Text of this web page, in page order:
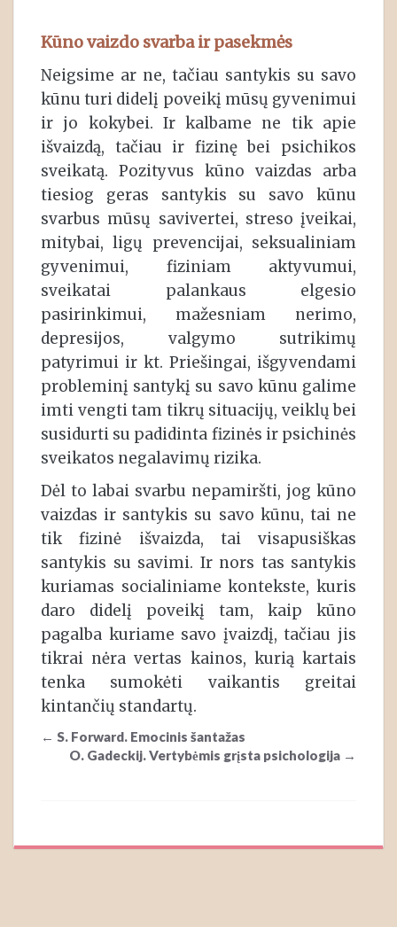
Kūno vaizdo svarba ir pasekmės
Neigsime ar ne, tačiau santykis su savo
kūnu turi didelį poveikį mūsų gyvenimui
ir jo kokybei. Ir kalbame ne tik apie
išvaizdą, tačiau ir fizinę bei psichikos
sveikatą. Pozityvus kūno vaizdas arba
tiesiog geras santykis su savo kūnu
svarbus mūsų savivertei, streso įveikai,
mitybai, ligų prevencijai, seksualiniam
gyvenimui, fiziniam aktyvumui,
sveikatai palankaus elgesio
pasirinkimui, mažesniam nerimo,
depresijos, valgymo sutrikimų
patyrimui ir kt. Priešingai, išgyvendami
probleminį santykį su savo kūnu galime
imti vengti tam tikrų situacijų, veiklų bei
susidurti su padidinta fizinės ir psichinės
sveikatos negalavimų rizika.
Dėl to labai svarbu nepamiršti, jog kūno
vaizdas ir santykis su savo kūnu, tai ne
tik fizinė išvaizda, tai visapusiškas
santykis su savimi. Ir nors tas santykis
kuriamas socialiniame kontekste, kuris
daro didelį poveikį tam, kaip kūno
pagalba kuriame savo įvaizdį, tačiau jis
tikrai nėra vertas kainos, kurią kartais
tenka sumokėti vaikantis greitai
kintančių standartų.
Post
navigation
← S. Forward. Emocinis šantažas
O. Gadeckij. Vertybėmis grįsta psichologija →